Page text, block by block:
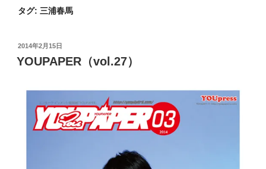
タグ: 三浦春馬
投
稿
日:
2014年2月15日
YOUPAPER（vol.27）